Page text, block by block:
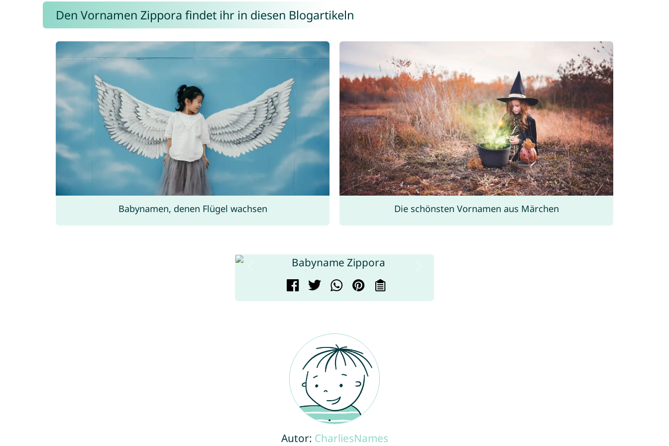
Den Vornamen Zippora findet ihr in diesen Blogartikeln
Babynamen, denen Flügel wachsen Die schönsten Vornamen aus Märchen
Autor: CharliesNames